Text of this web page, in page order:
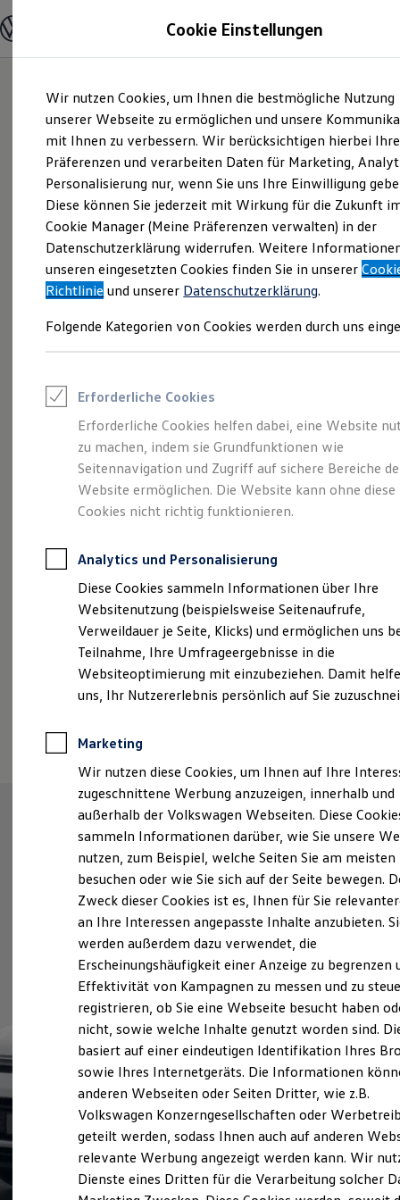
Hauptinhalt
springen
Footer
springen
Modelle und Konfigurator
Modelle vergleichen
Elektroautos
ENERGY Sondermodelle
Nutzfahrzeuge
SUV und CUV
Familienautos
Kombis
Kompaktwagen
Sportwagen
Schnell verfügbare Fahrzeuge
Angebote und Produkte
Aktuelle Angebote
E-Auto-Förderung
Volkswagen Marktplatz
Junge Gebrauchtwagen und Gebrauchtwagen
Saisonangebote
Leasing
Leasing-Angebote
Gebrauchtwagen Leasing
Junge Gebrauchtwagen-Leasing
Elektroauto Leasing
Kleinwagen-Leasing
Leasing ohne Anzahlung
Autokredit mit Schlussrate
Versicherungen und Garantien
Kfz-Versicherung
Restschuldversicherungen
Garantien
Wartungsverträge
Geschäftskunden
Professional Class bei Volkswagen
Großkunden
Behörden
Anpfiff zum Gewinn
Elektroautos
ID. Tutorials
Elektrofahrzeugkonzepte
Reichweite
Reichweite der ID. Modelle
Reichweite im Winter
Laden
Laden unterwegs
Laden Zuhause
Ladezeitensimulator
Batterie
Sicherheit
Garantie und Lebensdauer
Nachhaltigkeit
Technologie
Kosten und Kauf
Verbrauchskosten
Kaufoptionen
E-Auto-Förderung
Software und Konnektivität
Die ID. Software 6
ID. Software Versionen und Updates
Digitale Extras
Schnittstellen zu Ihrem ID.
Abenteuer Leben. Der
Tiguan.
Cookie Einstellungen
Wir nutzen Cookies, um Ihnen die bestmögliche Nutzung
unserer Webseite zu ermöglichen und unsere
mit Ihnen zu verbessern. Wir berücksichtigen hierbei Ihre
Präferenzen und verarbeiten Daten für Marketing,
Personalisierung nur, wenn Sie uns Ihre Einwilligung
Diese können Sie jederzeit mit Wirkung für die Zukunft
Cookie Manager (Meine Präferenzen verwalten) in der
Datenschutzerklärung widerrufen. Weitere
unseren eingesetzten Cookies finden Sie in unserer
Richtlinie und unserer Datenschutzerklärung.
Folgende Kategorien von Cookies werden durch uns
Erforderliche Cookies
Erforderliche Cookies helfen dabei, eine Website
zu machen, indem sie Grundfunktionen wie
Seitennavigation und Zugriff auf sichere Bereiche
Website ermöglichen. Die Website kann ohne diese
Cookies nicht richtig funktionieren.
Analytics und Personalisierung
Diese Cookies sammeln Informationen über Ihre
Websitenutzung (beispielsweise Seitenaufrufe,
Verweildauer je Seite, Klicks) und ermöglichen uns
Teilnahme, Ihre Umfrageergebnisse in die
Websiteoptimierung mit einzubeziehen. Damit
uns, Ihr Nutzererlebnis persönlich auf Sie
Marketing
Wir nutzen diese Cookies, um Ihnen auf Ihre
zugeschnittene Werbung anzuzeigen, innerhalb und
außerhalb der Volkswagen Webseiten. Diese
sammeln Informationen darüber, wie Sie unsere
nutzen, zum Beispiel, welche Seiten Sie am meisten
besuchen oder wie Sie sich auf der Seite bewegen.
Zweck dieser Cookies ist es, Ihnen für Sie
an Ihre Interessen angepasste Inhalte anzubieten.
werden außerdem dazu verwendet, die
Erscheinungshäufigkeit einer Anzeige zu begrenzen
Effektivität von Kampagnen zu messen und zu
registrieren, ob Sie eine Webseite besucht haben
nicht, sowie welche Inhalte genutzt worden sind.
basiert auf einer eindeutigen Identifikation Ihres
sowie Ihres Internetgeräts. Die Informationen
anderen Webseiten oder Seiten Dritter, wie z.B.
Volkswagen Konzerngesellschaften oder
geteilt werden, sodass Ihnen auch auf anderen
relevante Werbung angezeigt werden kann. Wir
Dienste eines Dritten für die Verarbeitung solcher